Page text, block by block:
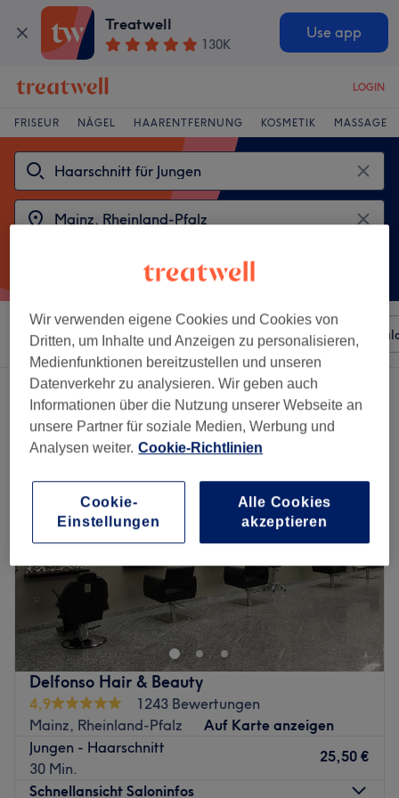
Treatwell
130K
Use app
LOGIN
FRISEUR NÄGEL HAARENTFERNUNG KOSMETIK MASSAGE
Sortieren nach Beliebiger Preis Besonderheiten
2 Salons die anbieten:
haarschnitt für jungen in Mainz, Rheinland-Pfalz
Delfonso Hair & Beauty
4,9
1243 Bewertungen
Mainz, Rheinland-Pfalz
Auf Karte anzeigen
Jungen - Haarschnitt
30 Min.
25,50 €
Schnellansicht Saloninfos
Wir verwenden eigene Cookies und Cookies von
Dritten, um Inhalte und Anzeigen zu personalisieren,
Medienfunktionen bereitzustellen und unseren
Datenverkehr zu analysieren. Wir geben auch
Informationen über die Nutzung unserer Webseite an
unsere Partner für soziale Medien, Werbung und
Analysen weiter. Cookie-Richtlinien
Cookie-
Einstellungen
Alle Cookies
akzeptieren